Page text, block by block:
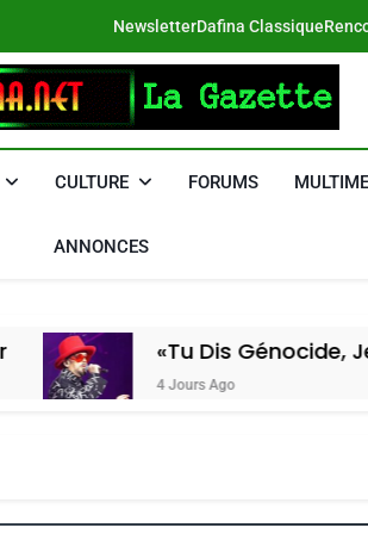
NewsletterDafina Classique
CULTURE FORUMS
ANNONCES
«Tu Dis Génocide, Je Dis
4 Jours Ago